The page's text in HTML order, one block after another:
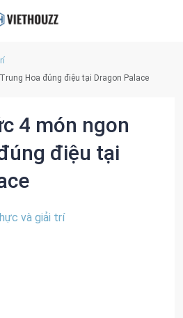
Hoa đúng điệu tại Dragon Palace
4 món ngon
điệu tại
và giải trí